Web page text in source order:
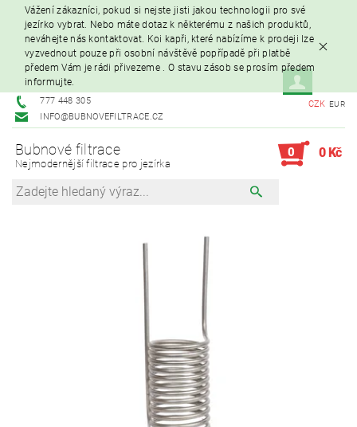
Vážení zákazníci, pokud si nejste jisti jakou technologii pro své
jezírko vybrat. Nebo máte dotaz k některému z našich produktů,
neváhejte nás kontaktovat. Koi kapři, které nabízíme k prodeji lze
vyzvednout pouze při osobní návštěvě popřípadě při platbě
předem Vám je rádi přivezeme . O stavu zásob se prosím předem
informujte.
777 448 305
INFO@BUBNOVEFILTRACE.CZ
CZK EUR
Bubnové filtrace
Nejmodernější filtrace pro jezírka
0 0 Kč